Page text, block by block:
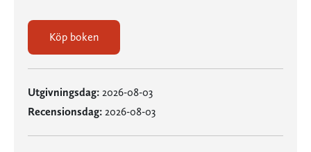
Köp boken
Utgivningsdag: 2026-08-03
Recensionsdag: 2026-08-03